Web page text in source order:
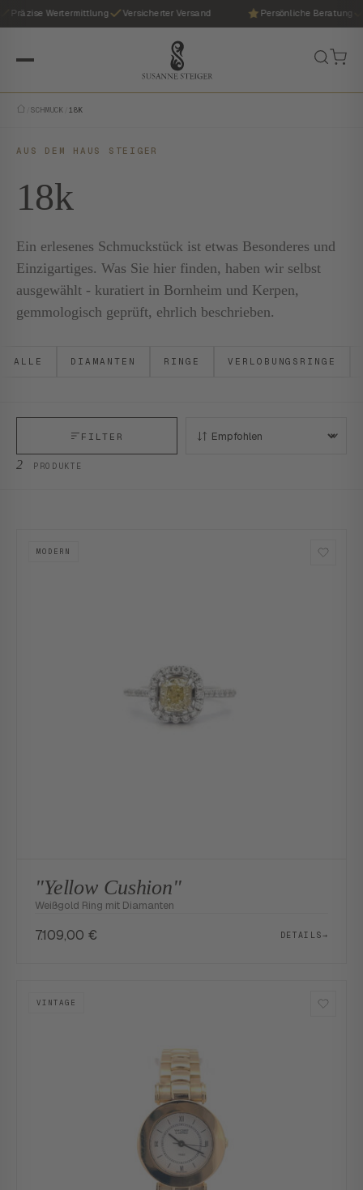
Präzise Wertermittlung Versicherter Versand Persönliche Beratung
SCHMUCK /18K
AUS DEM HAUS STEIGER
18k
Ein erlesenes Schmuckstück ist etwas Besonderes und
Einzigartiges. Was Sie hier finden, haben wir selbst
ausgewählt - kuratiert in Bornheim und Kerpen,
gemmologisch geprüft, ehrlich beschrieben.
ALLE DIAMANTEN RINGE VERLOBUNGSRINGE
2 PRODUKTE
FILTER SORTIEREN:
MODERN
"Yellow Cushion"
Weißgold Ring mit Diamanten
7.109,00 € DETAILS→
VINTAGE